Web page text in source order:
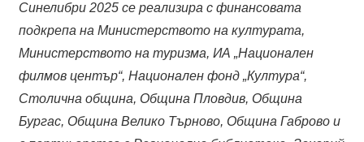
Синелибри 2025 се реализира с финансовата
подкрепа на Министерството на културата,
Министерството на туризма, ИА „Национален
филмов център“, Национален фонд „Култура“,
Столична община, Община Пловдив, Община
Бургас, Община Велико Търново, Община Габрово и